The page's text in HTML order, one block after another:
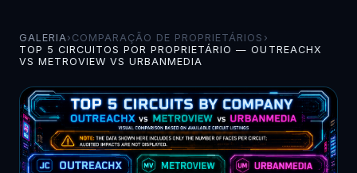
GALERIA› COMPARAÇÃO DE PROPRIETÁRIOS ›
TOP 5 CIRCUITOS POR PROPRIETÁRIO — OUTREACHX
VS METROVIEW VS URBANMEDIA